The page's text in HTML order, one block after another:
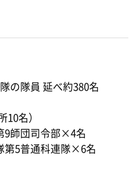
の隊員 延べ約380名
名）
9師団司令部×4名
第5普通科連隊×6名